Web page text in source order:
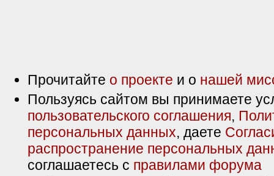
Прочитайте о проекте и о нашей
Пользуясь сайтом вы принимаете
пользовательского соглашения,
персональных данных, даете
распространение персональных
соглашаетесь с правилами форума